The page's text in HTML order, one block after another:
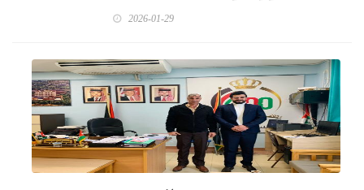
2026-01-29